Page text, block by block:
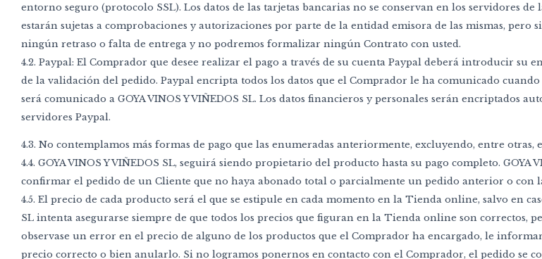
entorno seguro (protocolo SSL). Los datos de las tarjetas bancarias no se conservan en los servidores
estarán sujetas a comprobaciones y autorizaciones por parte de la entidad emisora de las mismas,
ningún retraso o falta de entrega y no podremos formalizar ningún Contrato con usted.
4.2. Paypal: El Comprador que desee realizar el pago a través de su cuenta Paypal deberá introducir
de la validación del pedido. Paypal encripta todos los datos que el Comprador le ha comunicado
será comunicado a GOYA VINOS Y VIÑEDOS SL. Los datos financieros y personales serán
servidores Paypal.
4.3. No contemplamos más formas de pago que las enumeradas anteriormente, excluyendo, entre otras,
4.4. GOYA VINOS Y VIÑEDOS SL, seguirá siendo propietario del producto hasta su pago completo.
confirmar el pedido de un Cliente que no haya abonado total o parcialmente un pedido anterior o con
4.5. El precio de cada producto será el que se estipule en cada momento en la Tienda online, salvo en
SL intenta asegurarse siempre de que todos los precios que figuran en la Tienda online son correctos,
observase un error en el precio de alguno de los productos que el Comprador ha encargado, le
precio correcto o bien anularlo. Si no logramos ponernos en contacto con el Comprador, el pedido se